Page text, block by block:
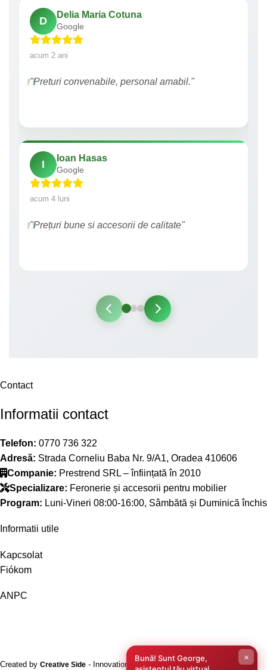
D
Delia Maria Cotuna
Google
acum 2 ani
"Preturi convenabile, personal amabil."
I
Ioan Hasas
Google
acum 4 luni
"Prețuri bune si accesorii de calitate"
Contact
Informatii contact
Telefon: 0770 736 322
Adresă: Strada Corneliu Baba Nr. 9/A1, Oradea 410606
Companie: Prestrend SRL – înființată în 2010
Specializare: Feronerie și accesorii pentru mobilier
Program: Luni-Vineri 08:00-16:00, Sâmbătă și Duminică închis
Informatii utile
Kapcsolat
Fiókom
ANPC
Created by Creative Side - Innovation Performance
Bună! Sunt George,
×